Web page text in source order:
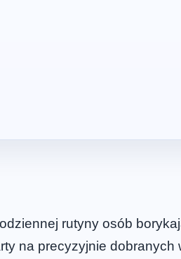
rutyny osób
na precyzyjnie